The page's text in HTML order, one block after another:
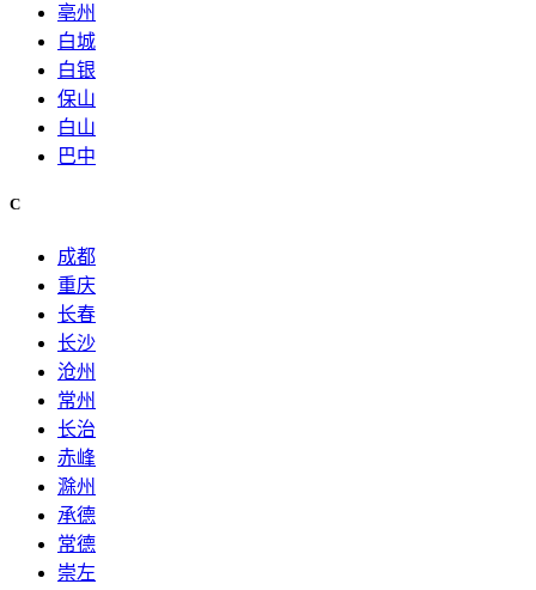
亳州
白城
白银
保山
白山
巴中
C
成都
重庆
长春
长沙
沧州
常州
长治
赤峰
滁州
承德
常德
崇左